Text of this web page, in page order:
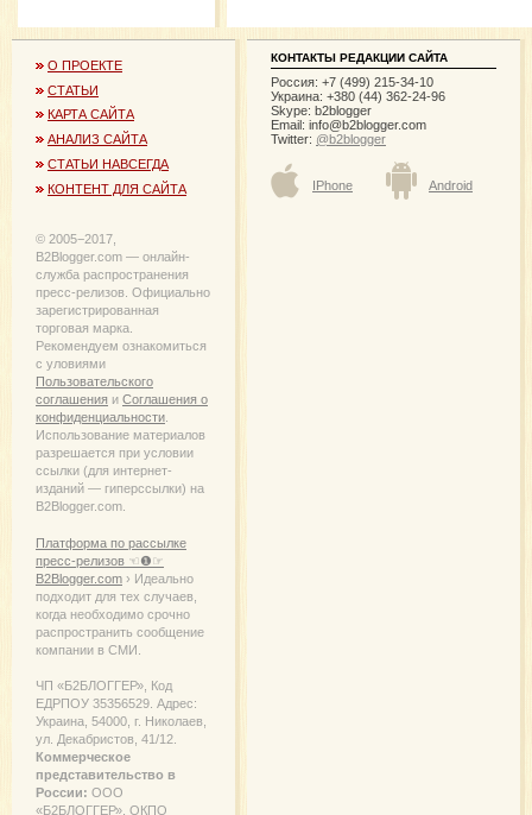
О ПРОЕКТЕ
СТАТЬИ
КАРТА САЙТА
АНАЛИЗ САЙТА
СТАТЬИ НАВСЕГДА
КОНТЕНТ ДЛЯ САЙТА
© 2005−2017,
B2Blogger.com — онлайн-
служба распространения
пресс-релизов. Официально
зарегистрированная
торговая марка.
Рекомендуем ознакомиться
с уловиями
Пользовательского
соглашения и Соглашения о
конфиденциальности
Использование материалов
разрешается при условии
ссылки (для интернет-
изданий — гиперссылки) на
B2Blogger.com.
Платформа по рассылке
пресс-релизов ☜❶☞
B2Blogger.com › Идеально
подходит для тех случаев,
когда необходимо срочно
распространить сообщение
компании в СМИ.
ЧП «Б2БЛОГГЕР», Код
ЕДРПОУ 35356529. Адрес:
Украина, 54000, г. Николаев,
ул. Декабристов, 41/12.
Коммерческое
представительство в
России: ООО
«Б2БЛОГГЕР», ОКПО
КОНТАКТЫ РЕДАКЦИИ САЙТА
Россия: +7 (499) 215-34-10
Украина: +380 (44) 362-24-96
Skype: b2blogger
Email: info@b2blogger.com
Twitter: @b2blogger
IPhone Android